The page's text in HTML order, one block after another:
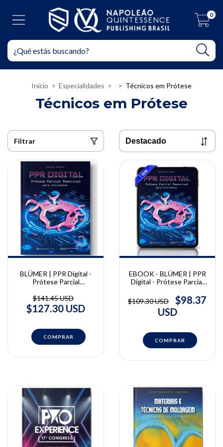
0
Inicio > Especialidades > > Técnicos em Prótese
Técnicos em Prótese
Filtrar
BLÜMER | PPR Digital -
Prótese Parcial
| Renata Blümer
$141.45 USD
$127.30 USD
EBOOK - BLÜMER | PPR
Digital - Prótese Parcial
| Renata Blümer
$109.30 USD
$98.37
USD